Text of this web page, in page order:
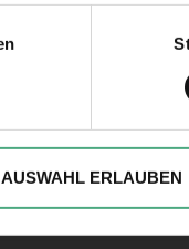
welche bis auf
Merkmalen
verarbeitet
zu
geben wir
und Analysen
AUSWAHL ERLAUBEN